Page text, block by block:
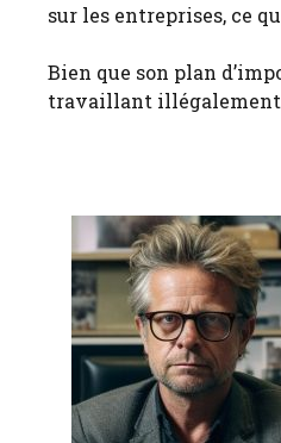
sur les entreprises, ce
Bien que son plan
travaillant illégalement